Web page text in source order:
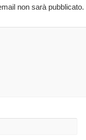
non sarà pubblicato.